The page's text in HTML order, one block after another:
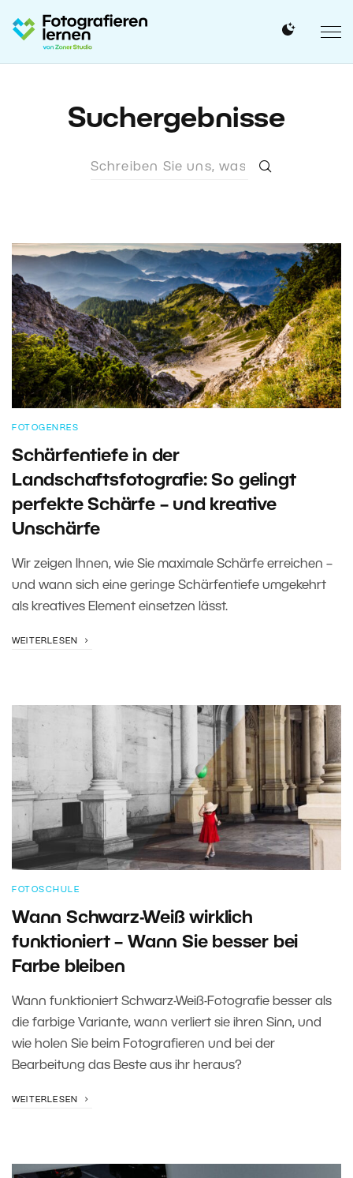
Suchergebnisse
FOTOGENRES
Schärfentiefe in der
Landschaftsfotografie: So gelingt
perfekte Schärfe – und kreative
Unschärfe
Wir zeigen Ihnen, wie Sie maximale Schärfe erreichen –
und wann sich eine geringe Schärfentiefe umgekehrt
als kreatives Element einsetzen lässt.
WEITERLESEN
FOTOSCHULE
Wann Schwarz-Weiß wirklich
funktioniert – Wann Sie besser bei
Farbe bleiben
Wann funktioniert Schwarz-Weiß-Fotografie besser als
die farbige Variante, wann verliert sie ihren Sinn, und
wie holen Sie beim Fotografieren und bei der
Bearbeitung das Beste aus ihr heraus?
WEITERLESEN